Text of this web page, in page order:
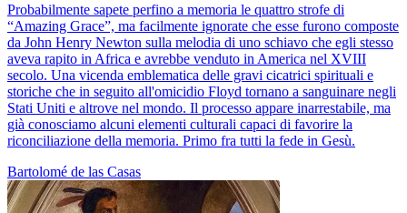
Probabilmente sapete perfino a memoria le quattro strofe di
“Amazing Grace”, ma facilmente ignorate che esse furono composte
da John Henry Newton sulla melodia di uno schiavo che egli stesso
aveva rapito in Africa e avrebbe venduto in America nel XVIII
secolo. Una vicenda emblematica delle gravi cicatrici spirituali e
storiche che in seguito all'omicidio Floyd tornano a sanguinare negli
Stati Uniti e altrove nel mondo. Il processo appare inarrestabile, ma
già conosciamo alcuni elementi culturali capaci di favorire la
riconciliazione della memoria. Primo fra tutti la fede in Gesù.
Bartolomé de las Casas